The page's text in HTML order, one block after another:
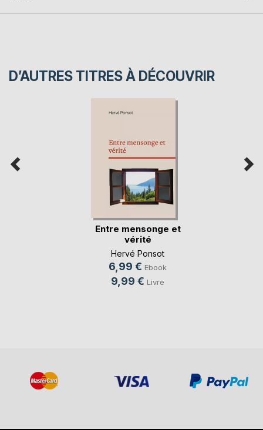
D’AUTRES TITRES À DÉCOUVRIR
Entre mensonge et
vérité
Hervé Ponsot
6,99 € Ebook
9,99 € Livre